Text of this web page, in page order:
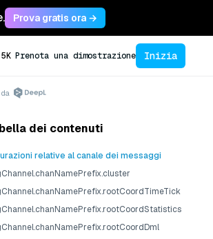
Prova gratis ora →
Prenota una dimostrazione Inizia
dei contenuti
relative al canale dei messaggi